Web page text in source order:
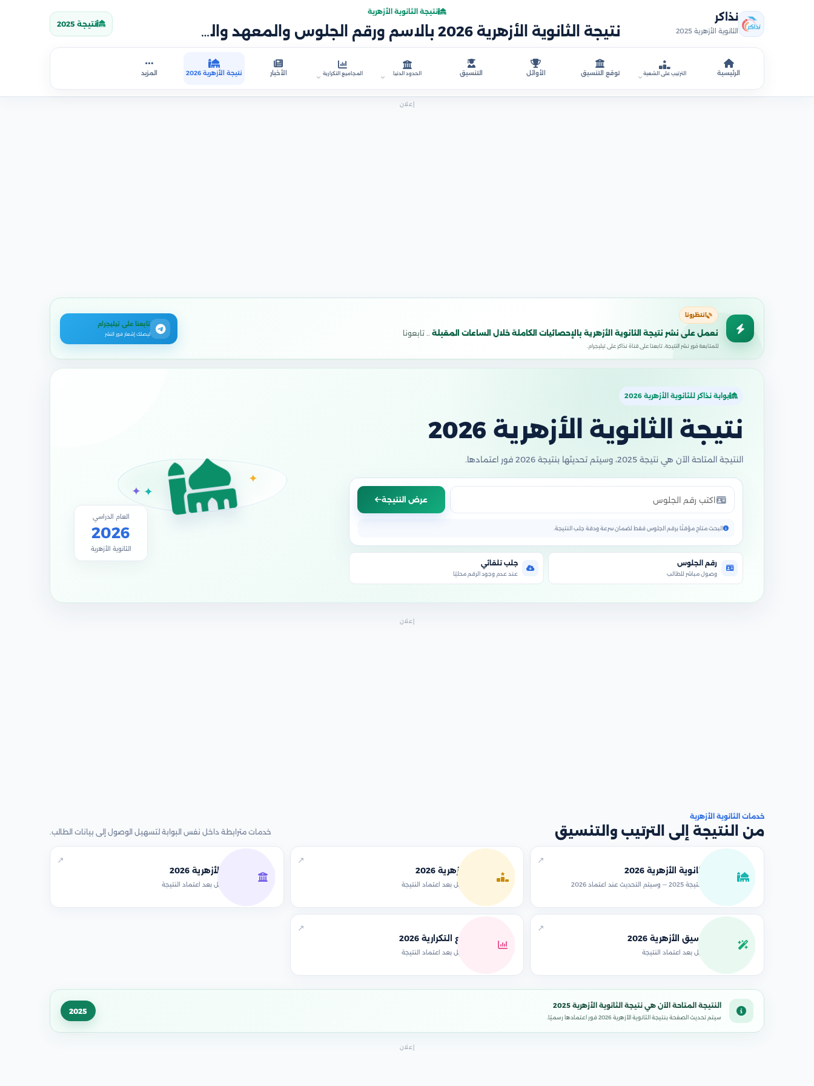
نذاكر
الثانوية الأزهرية 2025
نتيجة الثانوية الأزهرية
نتيجة الثانوية الأزهرية 2026 بالاسم ورقم الجلوس والمعهد والمحافظة نتيجة 2025
الرئيسية الترتيب على الشعبة توقع التنسيق الأوائل التنسيق الحدود الدنيا المجاميع التكرارية الأخبار نتيجة الأزهرية 2026 المزيد
إعلان
انتظرونا
نعمل على نشر نتيجة الثانوية الأزهرية بالإحصائيات الكاملة خلال الساعات المقبلة .. تابعونا
للمتابعة فور نشر النتيجة، تابعنا على قناة نذاكر على تيليجرام.
تابعنا على تيليجرام
ليصلك إشعار فور النشر
بوابة نذاكر للثانوية الأزهرية 2026
نتيجة الثانوية الأزهرية 2026
النتيجة المتاحة الآن هي نتيجة 2025، وسيتم تحديثها بنتيجة 2026 فور اعتمادها.
عرض النتيجة
البحث متاح مؤقتًا برقم الجلوس فقط لضمان سرعة ودقة جلب النتيجة.
رقم الجلوس
وصول مباشر للطالب
جلب تلقائي
عند عدم وجود الرقم محليًا
✦
✦
✦
العام الدراسي
2026
الثانوية الأزهرية
إعلان
خدمات الثانوية الأزهرية
من النتيجة إلى الترتيب والتنسيق خدمات مترابطة داخل نفس البوابة لتسهيل الوصول إلى بيانات الطالب.
نتيجة الثانوية الأزهرية 2026
المتاح الآن نتيجة 2025 — وسيتم التحديث عند اعتماد 2026
↗
ترتيب الأزهرية 2026
سيتم التفعيل بعد اعتماد النتيجة
↗
تنسيق الأزهرية 2026
سيتم التفعيل بعد اعتماد النتيجة
↗
توقع تنسيق الأزهرية 2026
سيتم التفعيل بعد اعتماد النتيجة
↗
المجاميع التكرارية 2026
سيتم التفعيل بعد اعتماد النتيجة
↗
النتيجة المتاحة الآن هي نتيجة الثانوية الأزهرية 2025
سيتم تحديث الصفحة بنتيجة الثانوية الأزهرية 2026 فور اعتمادها رسميًا.
2025
إعلان